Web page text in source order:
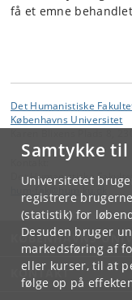
Samtykke
Universitetet
registrere
(statistik) for
Desuden bruger
markedsføring af
eller kurser, til at
følge op på
få et emne
Det Humanistiske
Københavns Universitet
Det Humanistiske
KØBENHAVNS
KONTAKT